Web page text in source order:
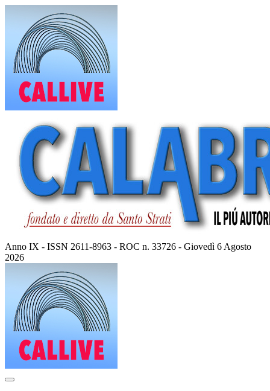
contenuto
Anno IX - ISSN 2611-8963 - ROC n. 33726 - Giovedì 6 Agosto
2026